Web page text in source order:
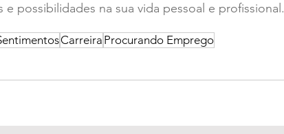
possibilidades na sua vida pessoal e profissional.
Carreira Procurando Emprego